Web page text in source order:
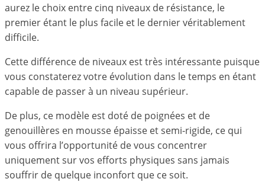
aurez le choix entre cinq niveaux de résistance, le
premier étant le plus facile et le dernier véritablement
difficile.
Cette différence de niveaux est très intéressante puisque
vous constaterez votre évolution dans le temps en étant
capable de passer à un niveau supérieur.
De plus, ce modèle est doté de poignées et de
genouillères en mousse épaisse et semi-rigide, ce qui
vous offrira l’opportunité de vous concentrer
uniquement sur vos efforts physiques sans jamais
souffrir de quelque inconfort que ce soit.